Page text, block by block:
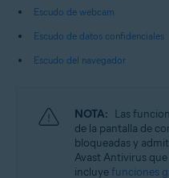
Microsoft Windows 8.1/Pro/
Microsoft Windows 7 Home
Convenient Rollup Update, 32 o 64
Escudo de webcam
Escudo de datos confidenciales
Escudo del navegador
NOTA: Las
de la pantalla de
bloqueadas y
Avast Antivirus
incluyefunciones